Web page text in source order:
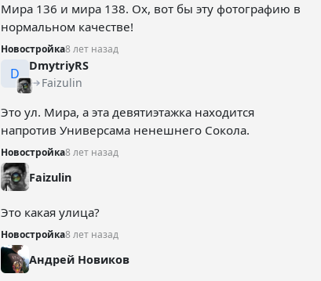
Мира 136 и мира 138. Ох, вот бы эту фотографию в
нормальном качестве!
Новостройка8 лет назад
D
DmytriyRS
Faizulin
Это ул. Мира, а эта девятиэтажка находится
напротив Универсама ненешнего Сокола.
Новостройка8 лет назад
Faizulin
Это какая улица?
Новостройка8 лет назад
Андрей Новиков